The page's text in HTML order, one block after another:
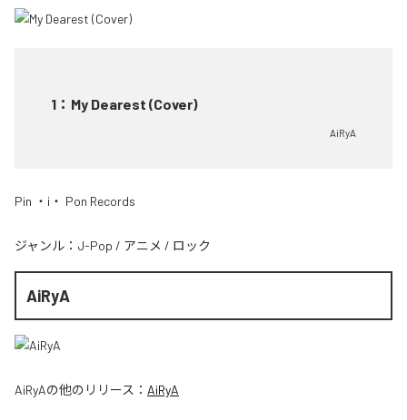
1 ： My Dearest (Cover)
AiRyA
Pin ・i・ Pon Records
ジャンル： J-Pop / アニメ / ロック
AiRyA
AiRyAの他のリリース： AiRyA